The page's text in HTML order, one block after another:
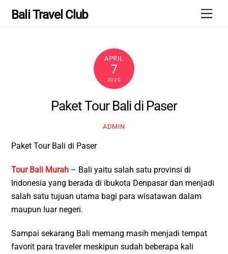
Bali Travel Club
APRIL
7
2020
Paket Tour Bali di Paser
ADMIN
Paket Tour Bali di Paser
Tour Bali Murah – Bali yaitu salah satu provinsi di
Indonesia yang berada di ibukota Denpasar dan menjadi
salah satu tujuan utama bagi para wisatawan dalam
maupun luar negeri.
Sampai sekarang Bali memang masih menjadi tempat
favorit para traveler meskipun sudah beberapa kali